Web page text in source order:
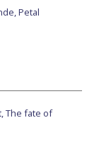
Petal
The fate of